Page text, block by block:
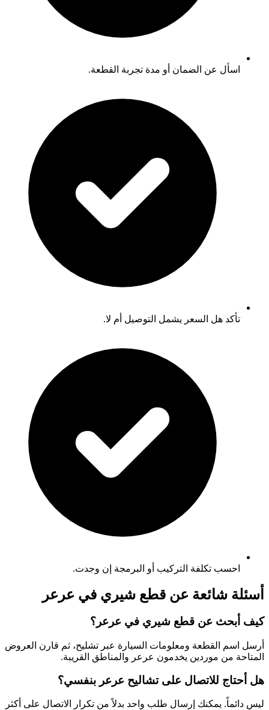
اسأل عن الضمان أو مدة تجربة القطعة.
تأكد هل السعر يشمل التوصيل أم لا.
احسب تكلفة التركيب أو البرمجة إن وجدت.
أسئلة شائعة عن قطع شيري في عرعر
كيف أبحث عن قطع شيري في عرعر؟
أرسل اسم القطعة ومعلومات السيارة عبر تشليح، ثم قارن العروض
المتاحة من موردين يخدمون عرعر والمناطق القريبة.
هل أحتاج للاتصال على تشاليح عرعر بنفسي؟
ليس دائماً. يمكنك إرسال طلب واحد بدلاً من تكرار الاتصال على أكثر